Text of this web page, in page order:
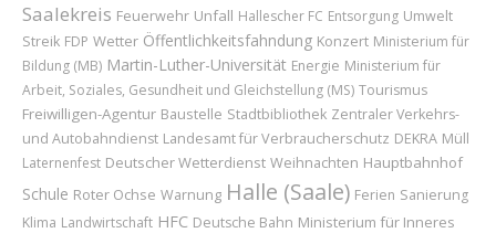
Saalekreis Feuerwehr Unfall Hallescher FC Entsorgung Umwelt
Streik FDP Wetter Öffentlichkeitsfahndung Konzert Ministerium für
Bildung (MB) Martin-Luther-Universität Energie Ministerium für
Arbeit, Soziales, Gesundheit und Gleichstellung (MS) Tourismus
Freiwilligen-Agentur Baustelle Stadtbibliothek Zentraler Verkehrs-
und Autobahndienst Landesamt für Verbraucherschutz DEKRA Müll
Laternenfest Deutscher Wetterdienst Weihnachten Hauptbahnhof
Schule Roter Ochse Warnung Halle (Saale) Ferien Sanierung
Klima Landwirtschaft HFC Deutsche Bahn Ministerium für Inneres